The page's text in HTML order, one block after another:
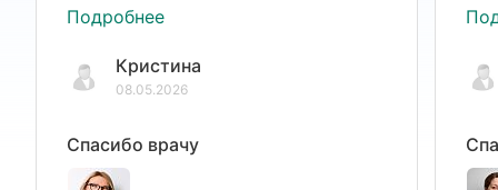
Подробнее
Кристина
08.05.2026
Спасибо врачу